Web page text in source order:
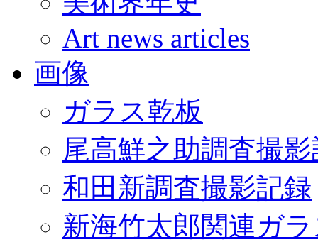
Art news articles
画像
ガラス乾板
尾高鮮之助調査撮
和田新調査撮影記録
新海竹太郎関連ガ